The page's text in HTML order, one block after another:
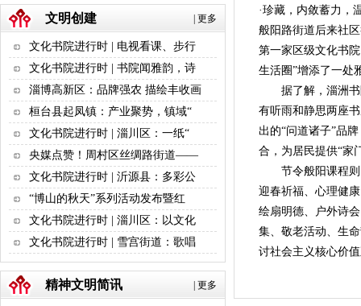
更多
文明创建
文化书院进行时 | 电视看课、步行
文化书院进行时 | 书院闻雅韵，诗
淄博高新区：品牌强农 描绘丰收画
桓台县起凤镇：产业聚势，镇域“
文化书院进行时 | 淄川区：一纸“
央媒点赞！周村区丝绸路街道——
文化书院进行时 | 沂源县：多彩公
“博山的秋天”系列活动发布暨红
文化书院进行时 | 淄川区：以文化
文化书院进行时 | 雪宫街道：歌唱
更多
精神文明简讯
·珍藏，内敛蓄力，
般阳路街道后来社
第一家区级文化书
生活圈”增添了一处
据了解，淄洲书
有听雨和静思两座
出的“问道诸子”品
合，为居民提供“家
节令般阳课程
迎春祈福、心理健
绘扇明德、户外诗
集、敬老活动、生
讨社会主义核心价